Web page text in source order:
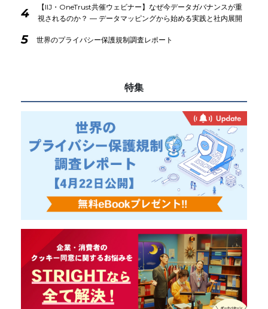
4
【IIJ・OneTrust共催ウェビナー】なぜ今データガバナンスが重
視されるのか？ ― データマッピングから始める実践と社内展開
5 世界のプライバシー保護規制調査レポート
特集